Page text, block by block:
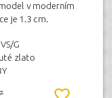
v moderním
je 1.3 cm.
G
zlato